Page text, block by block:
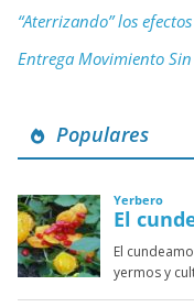
“Aterrizando” los
Entrega Movimiento
Populares